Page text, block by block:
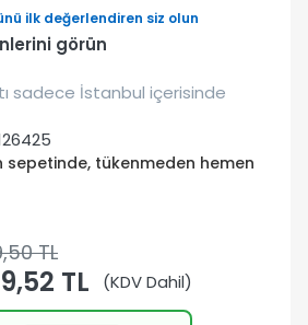
ilk değerlendiren siz olun
görün
sadece İstanbul içerisinde
sepetinde, tükenmeden hemen
TL
TL (KDV Dahil)